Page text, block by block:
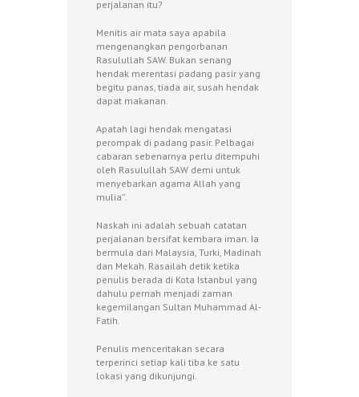
perjalanan itu?
Menitis air mata saya apabila
mengenangkan pengorbanan
Rasulullah SAW. Bukan senang
hendak merentasi padang pasir yang
begitu panas, tiada air, susah hendak
dapat makanan.
Apatah lagi hendak mengatasi
perompak di padang pasir. Pelbagai
cabaran sebenarnya perlu ditempuhi
oleh Rasulullah SAW demi untuk
menyebarkan agama Allah yang
mulia”.
Naskah ini adalah sebuah catatan
perjalanan bersifat kembara iman. Ia
bermula dari Malaysia, Turki, Madinah
dan Mekah. Rasailah detik ketika
penulis berada di Kota Istanbul yang
dahulu pernah menjadi zaman
kegemilangan Sultan Muhammad Al-
Fatih.
Penulis menceritakan secara
terperinci setiap kali tiba ke satu
lokasi yang dikunjungi.